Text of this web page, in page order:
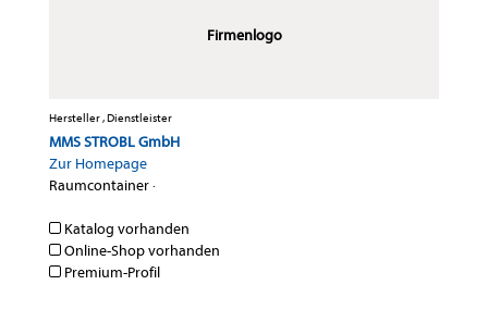
Firmenlogo
Hersteller , Dienstleister
MMS STROBL GmbH
Zur Homepage
Raumcontainer·
Katalog vorhanden
Online-Shop vorhanden
Premium-Profil